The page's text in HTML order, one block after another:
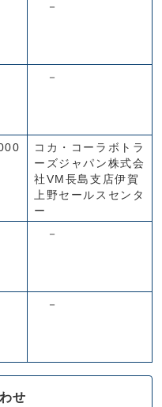
－
－
コカ・コーラボトラ
ーズジャパン株式会
社VM長島支店伊賀
上野セールスセンタ
ー
－
－
せ